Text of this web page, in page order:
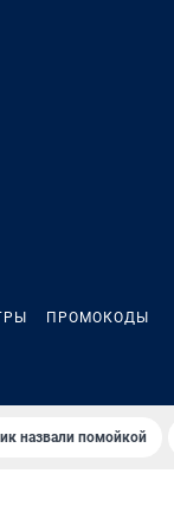
ПРОМОКОДЫ
назвали помойкой